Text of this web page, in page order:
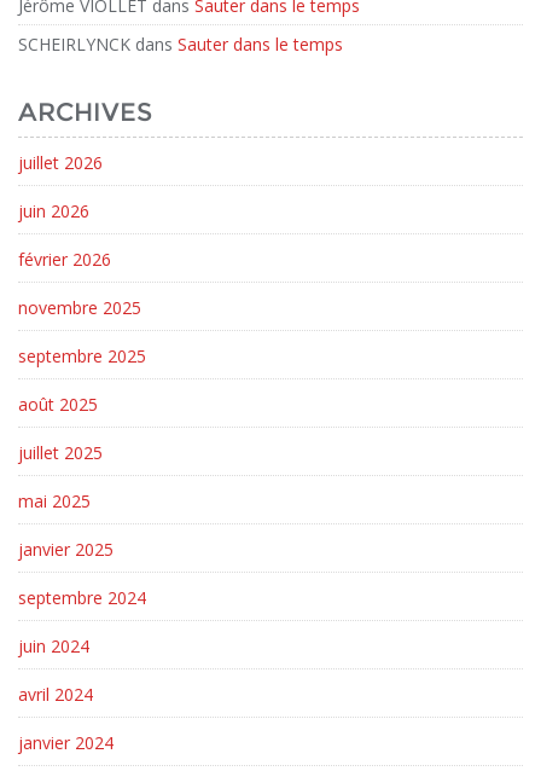
Jérôme VIOLLET dans Sauter dans le temps
SCHEIRLYNCK dans Sauter dans le temps
ARCHIVES
juillet 2026
juin 2026
février 2026
novembre 2025
septembre 2025
août 2025
juillet 2025
mai 2025
janvier 2025
septembre 2024
juin 2024
avril 2024
janvier 2024